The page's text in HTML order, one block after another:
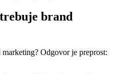
brand
Odgovor je preprost: